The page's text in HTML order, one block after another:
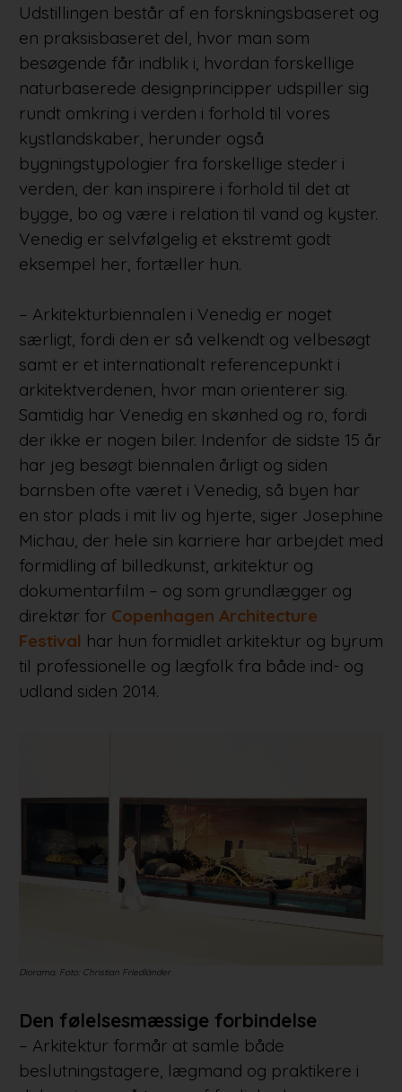
Udstillingen består af en forskningsbaseret og
en praksisbaseret del, hvor man som
besøgende får indblik i, hvordan forskellige
naturbaserede designprincipper udspiller sig
rundt omkring i verden i forhold til vores
kystlandskaber, herunder også
bygningstypologier fra forskellige steder i
verden, der kan inspirere i forhold til det at
bygge, bo og være i relation til vand og kyster.
Venedig er selvfølgelig et ekstremt godt
eksempel her, fortæller hun.
– Arkitekturbiennalen i Venedig er noget
særligt, fordi den er så velkendt og velbesøgt
samt er et internationalt referencepunkt i
arkitektverdenen, hvor man orienterer sig.
Samtidig har Venedig en skønhed og ro, fordi
der ikke er nogen biler. Indenfor de sidste 15 år
har jeg besøgt biennalen årligt og siden
barnsben ofte været i Venedig, så byen har
en stor plads i mit liv og hjerte, siger Josephine
Michau, der hele sin karriere har arbejdet med
formidling af billedkunst, arkitektur og
dokumentarfilm – og som grundlægger og
direktør for Copenhagen Architecture
Festival har hun formidlet arkitektur og byrum
til professionelle og lægfolk fra både ind- og
udland siden 2014.
Diorama. Foto: Christian Friedländer
Den følelsesmæssige forbindelse
– Arkitektur formår at samle både
beslutningstagere, lægmand og praktikere i